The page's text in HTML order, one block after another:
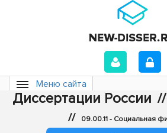
Меню сайта
Диссертации России //
// 09.00.11 - Социальная